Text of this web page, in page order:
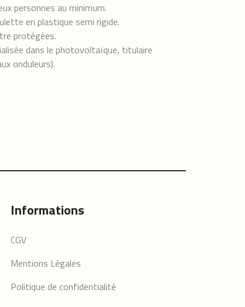
personnes au minimum.
en plastique semi rigide.
protégées.
dans le photovoltaïque, titulaire
onduleurs).
Informations
CGV
Mentions Légales
Politique de confidentialité